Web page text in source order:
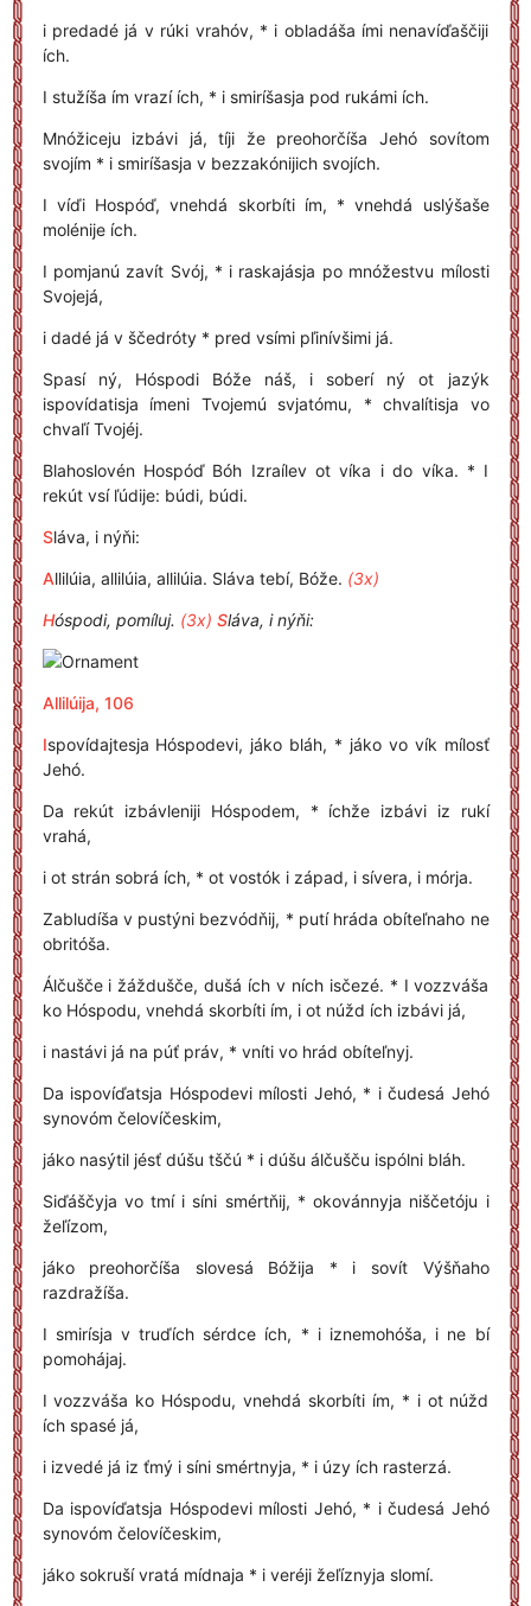
i predadé já v rúki vrahóv, * i obladáša ími nenavíďaščiji
ích.
I stužíša ím vrazí ích, * i smiríšasja pod rukámi ích.
Mnóžiceju izbávi já, tíji že preohorčíša Jehó sovítom
svojím * i smiríšasja v bezzakónijich svojích.
I víďi Hospóď, vnehdá skorbíti ím, * vnehdá uslýšaše
molénije ích.
I pomjanú zavít Svój, * i raskajásja po mnóžestvu mílosti
Svojejá,
i dadé já v ščedróty * pred vsími pľinívšimi já.
Spasí ný, Hóspodi Bóže náš, i soberí ný ot jazýk
ispovídatisja ímeni Tvojemú svjatómu, * chvalítisja vo
chvaľí Tvojéj.
Blahoslovén Hospóď Bóh Izraílev ot víka i do víka. * I
rekút vsí ľúdije: búdi, búdi.
Sláva, i nýňi:
Allilúia, allilúia, allilúia. Sláva tebí, Bóže. (3x)
Hóspodi, pomíluj. (3x) Sláva, i nýňi:
Allilúija, 106
Ispovídajtesja Hóspodevi, jáko bláh, * jáko vo vík mílosť
Jehó.
Da rekút izbávleniji Hóspodem, * íchže izbávi iz rukí
vrahá,
i ot strán sobrá ích, * ot vostók i západ, i sívera, i mórja.
Zabludíša v pustýni bezvódňij, * putí hráda obíteľnaho ne
obritóša.
Álčušče i žáždušče, dušá ích v ních isčezé. * I vozzváša
ko Hóspodu, vnehdá skorbíti ím, i ot núžd ích izbávi já,
i nastávi já na púť práv, * vníti vo hrád obíteľnyj.
Da ispovíďatsja Hóspodevi mílosti Jehó, * i čudesá Jehó
synovóm čelovíčeskim,
jáko nasýtil jésť dúšu tščú * i dúšu álčušču ispólni bláh.
Siďáščyja vo tmí i síni smértňij, * okovánnyja niščetóju i
žeľízom,
jáko preohorčíša slovesá Bóžija * i sovít Výšňaho
razdražíša.
I smirísja v truďích sérdce ích, * i iznemohóša, i ne bí
pomohájaj.
I vozzváša ko Hóspodu, vnehdá skorbíti ím, * i ot núžd
ích spasé já,
i izvedé já iz ťmý i síni smértnyja, * i úzy ích rasterzá.
Da ispovíďatsja Hóspodevi mílosti Jehó, * i čudesá Jehó
synovóm čelovíčeskim,
jáko sokruší vratá mídnaja * i veréji žeľíznyja slomí.